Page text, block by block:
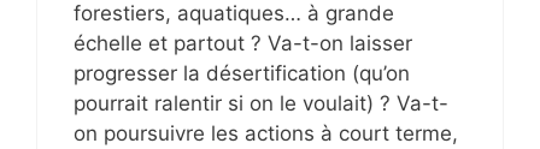
forestiers, aquatiques… à grande
échelle et partout ? Va-t-on laisser
progresser la désertification (qu’on
pourrait ralentir si on le voulait) ? Va-t-
on poursuivre les actions à court terme,